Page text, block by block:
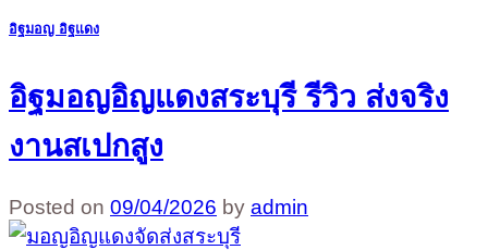
อิฐมอญ อิฐแดง
อิฐมอญอิญแดงสระบุรี รีวิว ส่งจริง
งานสเปกสูง
Posted on 09/04/2026 by admin